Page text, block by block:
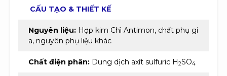
CẤU TẠO & THIẾT KẾ
Nguyên liệu: Hợp kim Chì Antimon, chất phụ gi
a, nguyên phụ liệu khác
Chất điện phân: Dung dịch axít sulfuric H2SO4